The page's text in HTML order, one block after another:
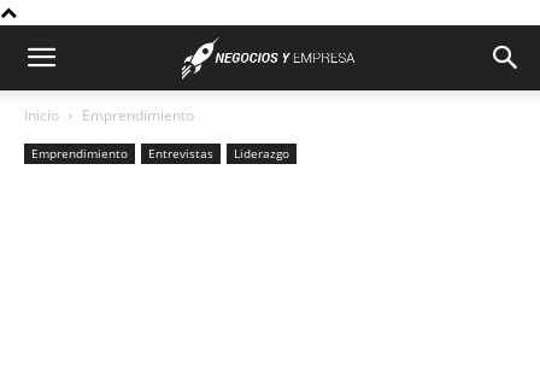
Inicio Emprendimiento
Emprendimiento Entrevistas Liderazgo